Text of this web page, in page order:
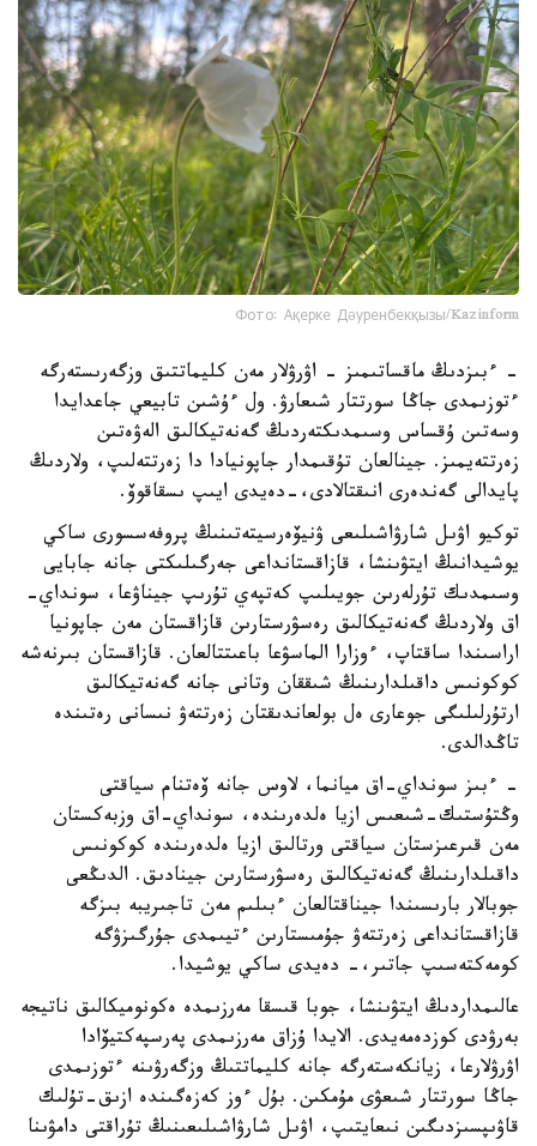
Фото: Ақерке Дәуренбекқызы/Kazinform
- ءبىزدىڭ ماقساتىمىز - اۋرۋلار مەن كليماتتىق وزگەرىستەرگە
ءتوزىمدى جاڭا سورتتار شىعارۋ. ول ءۇشىن تابيعي جاعدايدا
وسەتىن ۇقساس وسىمدىكتەردىڭ گەنەتيكالىق الەۋەتىن
زەرتتەيمىز. جينالعان تۇقىمدار جاپونيادا دا زەرتتەلىپ، ولاردىڭ
پايدالى گەندەرى انىقتالادى،-دەيدى ايىپ ىسقاقوۆ.
توكيو اۋىل شارۋاشىلىعى ۋنيۆەرسيتەتىنىڭ پروفەسسورى ساكي
يوشيدانىڭ ايتۋىنشا، قازاقستانداعى جەرگىلىكتى جانە جابايى
وسىمدىك تۇرلەرىن جويىلىپ كەتپەي تۇرىپ جيناۋعا، سونداي-
اق ولاردىڭ گەنەتيكالىق رەسۋرستارىن قازاقستان مەن جاپونيا
اراسىندا ساقتاپ، ءوزارا الماسۋعا باعىتتالعان. قازاقستان بىرنەشە
كوكونىس داقىلدارىنىڭ شىققان وتانى جانە گەنەتيكالىق
ارتۇرلىلىگى جوعارى ەل بولعاندىقتان زەرتتەۋ نىسانى رەتىندە
تاڭدالدى.
- ءبىز سونداي-اق ميانما، لاوس جانە ۆەتنام سياقتى
وڭتۇستىك-شىعىس ازيا ەلدەرىندە، سونداي-اق وزبەكستان
مەن قىرعىزستان سياقتى ورتالىق ازيا ەلدەرىندە كوكونىس
داقىلدارىنىڭ گەنەتيكالىق رەسۋرستارىن جينادىق. الدىڭعى
جوبالار بارىسىندا جيناقتالعان ءبىلىم مەن تاجىريبە بىزگە
قازاقستانداعى زەرتتەۋ جۇمىستارىن ءتيىمدى جۇرگىزۋگە
كومەكتەسىپ جاتىر،- دەيدى ساكي يوشيدا.
عالىمداردىڭ ايتۋىنشا، جوبا قىسقا مەرزىمدە ەكونوميكالىق ناتيجە
بەرۋدى كوزدەمەيدى. الايدا ۇزاق مەرزىمدى پەرسپەكتيۆادا
اۋرۋلارعا، زيانكەستەرگە جانە كليماتتىڭ وزگەرۋىنە ءتوزىمدى
جاڭا سورتتار شىعۋى مۇمكىن. بۇل ءوز كەزەگىندە ازىق-تۇلىك
قاۋىپسىزدىگىن نىعايتىپ، اۋىل شارۋاشىلىعىنىڭ تۇراقتى دامۋىنا